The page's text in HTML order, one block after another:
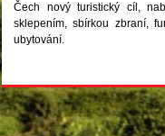
Čech nový turistický cíl,
sklepením, sbírkou zbraní,
ubytování.